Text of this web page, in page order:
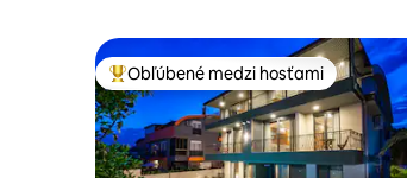
Najobľúbenejšie medzi hosťami
Obľúbené medzi hosťami